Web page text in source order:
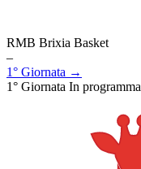
RMB Brixia Basket
–
1° Giornata →
1° Giornata In programma